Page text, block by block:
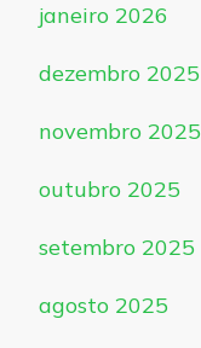
janeiro 2026
dezembro 2025
novembro 2025
outubro 2025
setembro 2025
agosto 2025